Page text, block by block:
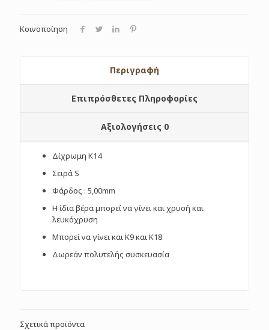
Κοινοποίηση
Περιγραφή
Επιπρόσθετες Πληροφορίες
Αξιολογήσεις 0
Δίχρωμη Κ14
Σειρά S
Φάρδος : 5,00mm
Η ίδια βέρα μπορεί να γίνει και χρυσή και
λευκόχρυση
Μπορεί να γίνει και Κ9 και Κ18
Δωρεάν πολυτελής συσκευασία
Σχετικά προϊόντα